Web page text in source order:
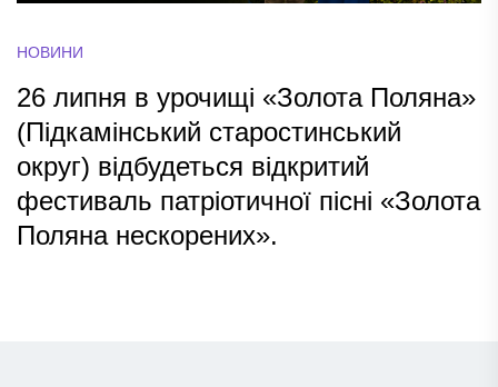
НОВИНИ
26 липня в урочищі «Золота Поляна»
(Підкамінський старостинський
округ) відбудеться відкритий
фестиваль патріотичної пісні «Золота
Поляна нескорених».